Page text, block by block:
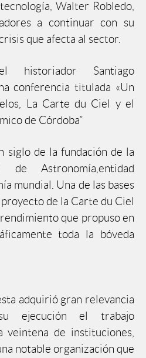
Walter Robledo,
a continuar con su
que afecta al sector.
historiador Santiago
conferencia titulada «Un
La Carte du Ciel y el
de Córdoba”
siglo de la fundación de la
de Astronomía,entidad
mundial. Una de las bases
de la Carte du Ciel
que propuso en
toda la bóveda
adquirió gran relevancia
ejecución el trabajo
veintena de instituciones,
notable organización que